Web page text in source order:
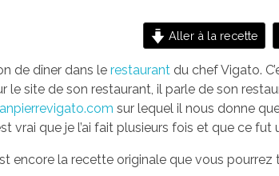
Aller à la recette
de dîner dans le restaurant du chef Vigato.
le site de son restaurant, il parle de son
sur lequel il nous donne
vrai que je l’ai fait plusieurs fois et que ce
encore la recette originale que vous pourrez